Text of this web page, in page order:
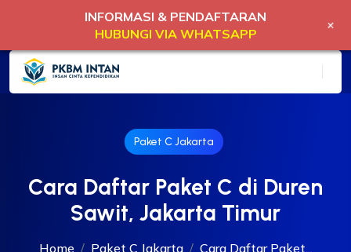
Paket C Jakarta
Cara Daftar Paket C di Duren
Sawit, Jakarta Timur
Home Paket C Jakarta Cara Daftar Paket...
INFORMASI & PENDAFTARAN
HUBUNGI VIA WHATSAPP
+